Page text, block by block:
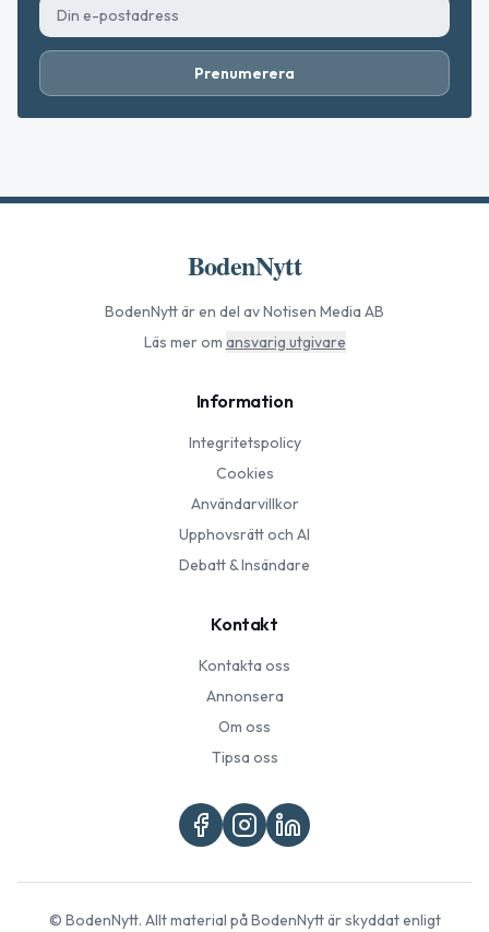
Prenumerera
BodenNytt
BodenNyttär en del av Notisen Media AB
Läs mer om ansvarig utgivare
Information
Integritetspolicy
Cookies
Användarvillkor
Upphovsrätt och AI
Debatt & Insändare
Kontakt
Kontakta oss
Annonsera
Om oss
Tipsa oss
© BodenNytt. Allt material påBodenNyttär skyddat enligt